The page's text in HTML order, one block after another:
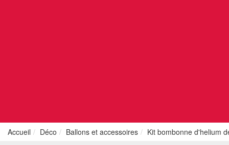
Accueil Déco Ballons et accessoires Kit bombonne d'helium